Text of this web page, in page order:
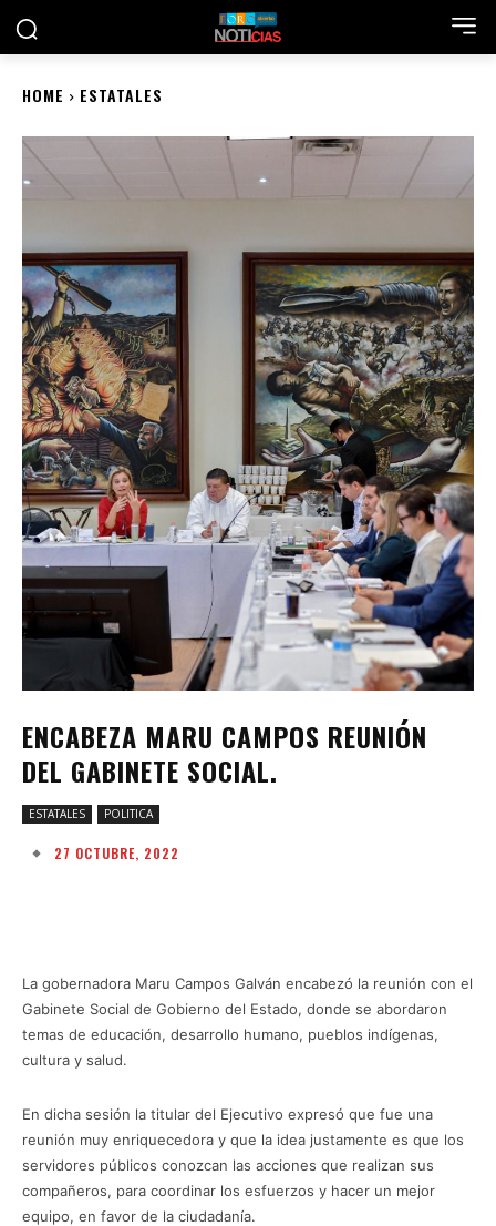
HOME ESTATALES
ENCABEZA MARU CAMPOS REUNIÓN
DEL GABINETE SOCIAL.
ESTATALES POLITICA
27 OCTUBRE, 2022
La gobernadora Maru Campos Galván encabezó la reunión con el
Gabinete Social de Gobierno del Estado, donde se abordaron
temas de educación, desarrollo humano, pueblos indígenas,
cultura y salud.
En dicha sesión la titular del Ejecutivo expresó que fue una
reunión muy enriquecedora y que la idea justamente es que los
servidores públicos conozcan las acciones que realizan sus
compañeros, para coordinar los esfuerzos y hacer un mejor
equipo, en favor de la ciudadanía.